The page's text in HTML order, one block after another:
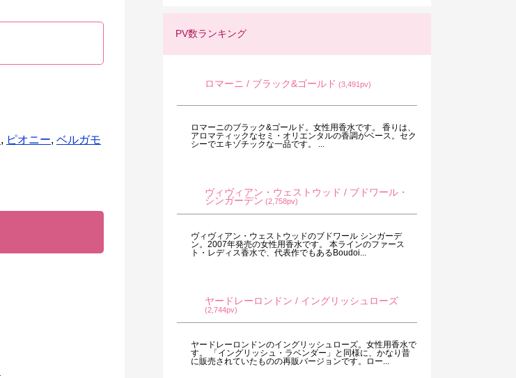
, ピオニー, ベルガモ
PV数ランキング
ロマーニ / ブラック&ゴールド (3,491pv)
ロマーニのブラック&ゴールド。女性用香水です。 香りは、
アロマティックなセミ・オリエンタルの香調がベース。セク
シーでエキゾチックな一品です。 ...
ヴィヴィアン・ウェストウッド / ブドワール・
シンガーデン (2,758pv)
ヴィヴィアン・ウェストウッドのブドワール シンガーデ
ン。2007年発売の女性用香水です。 本ラインのファース
ト・レディス香水で、代表作でもあるBoudoi...
ヤードレーロンドン / イングリッシュローズ
(2,744pv)
ヤードレーロンドンのイングリッシュローズ。女性用香水で
す。 「イングリッシュ・ラベンダー」と同様に、かなり昔
に販売されていたものの再販バージョンです。ロー...